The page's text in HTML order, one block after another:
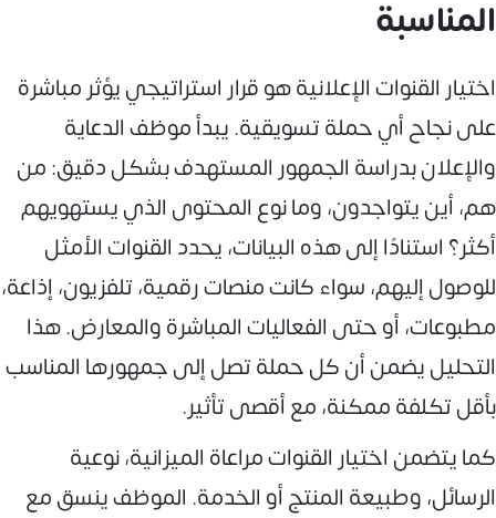
المناسبة
اختيار القنوات الإعلانية هو قرار استراتيجي يؤثر مباشرة
على نجاح أي حملة تسويقية. يبدأ موظف الدعاية
والإعلان بدراسة الجمهور المستهدف بشكل دقيق: من
هم، أين يتواجدون، وما نوع المحتوى الذي يستهويهم
أكثر؟ استنادًا إلى هذه البيانات، يحدد القنوات الأمثل
للوصول إليهم، سواء كانت منصات رقمية، تلفزيون، إذاعة،
مطبوعات، أو حتى الفعاليات المباشرة والمعارض. هذا
التحليل يضمن أن كل حملة تصل إلى جمهورها المناسب
بأقل تكلفة ممكنة، مع أقصى تأثير.
كما يتضمن اختيار القنوات مراعاة الميزانية، نوعية
الرسائل، وطبيعة المنتج أو الخدمة. الموظف ينسق مع